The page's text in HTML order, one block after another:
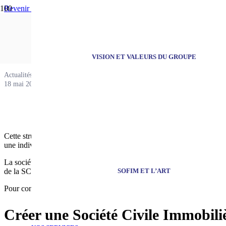
VISION ET VALEURS DU GROUPE
SOFIM ET L’ART
Revenir aux actualités
Actualités
18 mai 2016
Cette structure permet de loger
une indivision, où la plupart des actes de gestion nécessitent
La société civile immobilière associe
au moins deux personnes,
de la SCI, qui détient le patrimoine immobilier.
Pour constituer une SCI,
il n’y a aucun critère de capital social
Créer une Société Civile